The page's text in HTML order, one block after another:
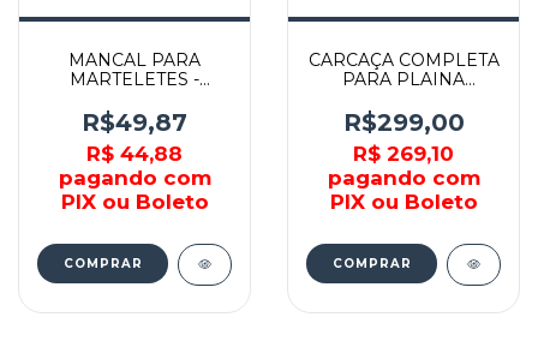
MANCAL PARA
MARTELETES -
R$49,87
R$ 44,88
pagando com
PIX ou Boleto
COMPRAR
CARCAÇA COMPLETA
PARA PLAINA
MAKITA
R$299,00
R$ 269,10
pagando com
PIX ou Boleto
COMPRAR